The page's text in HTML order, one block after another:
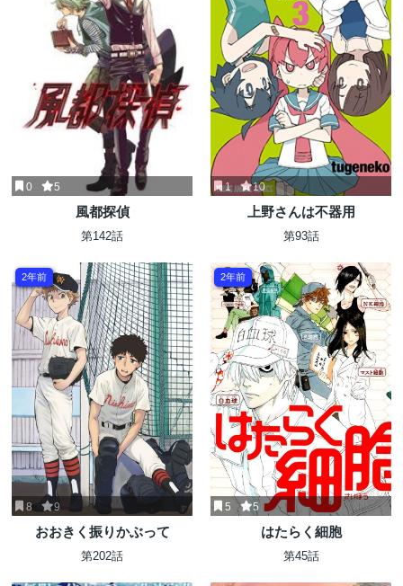
0 5
風都探偵
第142話
1 10
上野さんは不器用
第93話
2年前
8 9
おおきく振りかぶって
第202話
2年前
5 5
はたらく細胞
第45話